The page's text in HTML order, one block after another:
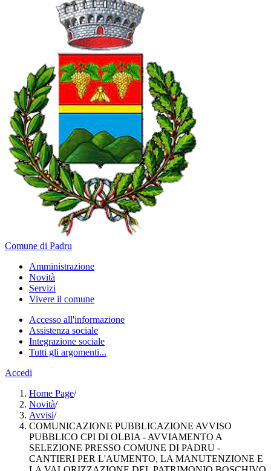
Comune di Padru
Amministrazione
Novità
Servizi
Vivere il comune
Accesso all'informazione
Assistenza sociale
Integrazione sociale
Tutti gli argomenti...
Accedi
Home Page/
Novità/
Avvisi/
COMUNICAZIONE PUBBLICAZIONE AVVISO
PUBBLICO CPI DI OLBIA - AVVIAMENTO A
SELEZIONE PRESSO COMUNE DI PADRU -
CANTIERI PER L'AUMENTO, LA MANUTENZIONE E